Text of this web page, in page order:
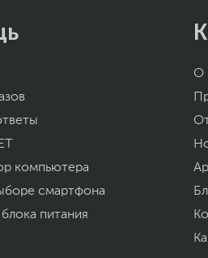
компьютера
смартфона
блока питания
О